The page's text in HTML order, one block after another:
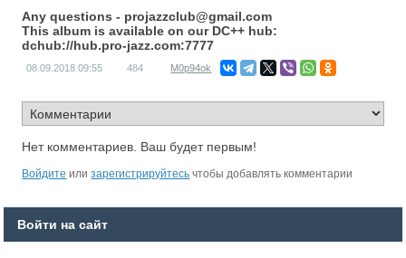
Any questions - projazzclub@gmail.com
This album is available on our DC++ hub:
dchub://hub.pro-jazz.com:7777
08.09.2018 09:55 484 M0p94ok
Нет комментариев. Ваш будет первым!
Войдите илизарегистрируйтесь чтобы добавлять комментарии
Войти на сайт